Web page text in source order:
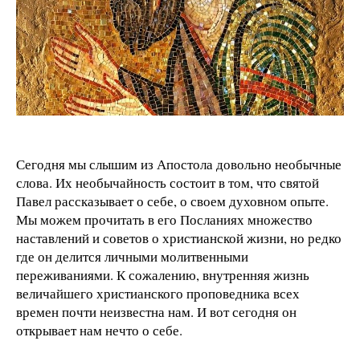
Сегодня мы слышим из Апостола довольно необычные
слова. Их необычайность состоит в том, что святой
Павел рассказывает о себе, о своем духовном опыте.
Мы можем прочитать в его Посланиях множество
наставлений и советов о христианской жизни, но редко
где он делится личными молитвенными
переживаниями. К сожалению, внутренняя жизнь
величайшего христианского проповедника всех
времен почти неизвестна нам. И вот сегодня он
открывает нам нечто о себе.